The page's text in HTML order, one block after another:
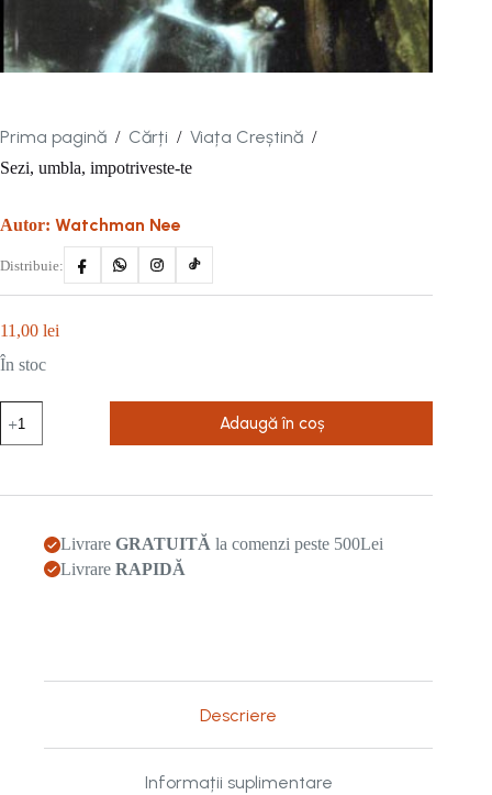
Prima pagină / Cărți / Viața Creștină /
Sezi, umbla, impotriveste-te
Autor: Watchman Nee
Distribuie:
11,00 lei
În stoc
Sezi,
umbla,
Adaugă în coș
Livrare GRATUITĂ la comenzi peste 500Lei
Livrare RAPIDĂ
Descriere
Informații suplimentare